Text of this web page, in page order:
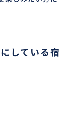
している